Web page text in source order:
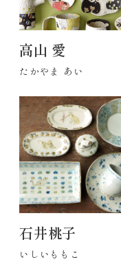
高山 愛
たかやま あい
石井桃子
いしいももこ